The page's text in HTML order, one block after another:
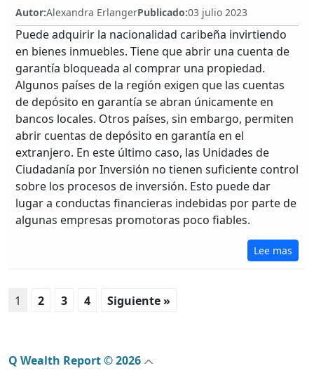
Autor:Alexandra ErlangerPublicado:03 julio 2023
Puede adquirir la nacionalidad caribeña invirtiendo
en bienes inmuebles. Tiene que abrir una cuenta de
garantía bloqueada al comprar una propiedad.
Algunos países de la región exigen que las cuentas
de depósito en garantía se abran únicamente en
bancos locales. Otros países, sin embargo, permiten
abrir cuentas de depósito en garantía en el
extranjero. En este último caso, las Unidades de
Ciudadanía por Inversión no tienen suficiente control
sobre los procesos de inversión. Esto puede dar
lugar a conductas financieras indebidas por parte de
algunas empresas promotoras poco fiables.
Lee mas
1 2 3 4 Siguiente »
Q Wealth Report © 2026